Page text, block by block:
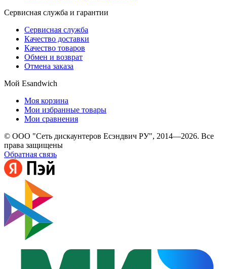
Сервисная служба и гарантии
Сервисная служба
Качество доставки
Качество товаров
Обмен и возврат
Отмена заказа
Мой Esandwich
Моя корзина
Мои избранные товары
Мои сравнения
© ООО "Сеть дискаунтеров Есэндвич РУ", 2014—2026. Все
права защищены
Обратная связь